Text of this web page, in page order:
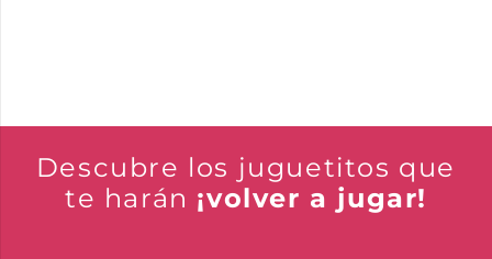
Descubre los juguetitos que
te harán ¡volver a jugar!